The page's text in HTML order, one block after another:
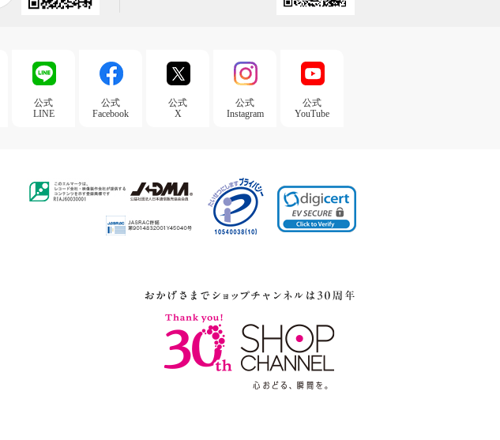
公式
LINE
公式
Facebook
公式
X
公式
Instagram
公式
YouTube